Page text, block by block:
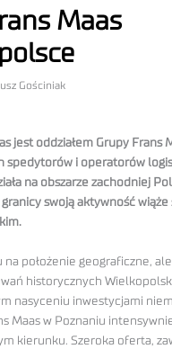
Maas
Gościniak
jest oddziałem Grupy Frans
spedytorów i operatorów
na obszarze zachodniej
swoją aktywność wiąże
na położenie geograficzne,
historycznych
nasyceniu inwestycjami
Maas w Poznaniu
kierunku. Szeroka oferta,